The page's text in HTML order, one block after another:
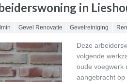
in
Gevel Renovatie Gevelreiniging
Deze
volgende
oude voegwerk
aangebracht